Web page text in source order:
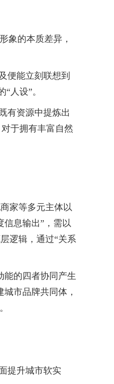
象的本质差异，
便能立刻联想到
人设”。
有资源中提炼出
于拥有丰富自然
家等多元主体以
信息输出”，需以
逻辑，通过“关系
的四者协同产生
市品牌共同体，
提升城市软实